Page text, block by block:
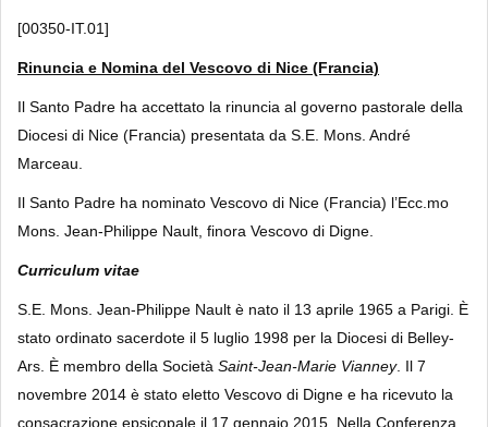
[00350-IT.01]
Rinuncia e Nomina del Vescovo di Nice (Francia)
Il Santo Padre ha accettato la rinuncia al governo pastorale della
Diocesi di Nice (Francia) presentata da S.E. Mons. André
Marceau.
Il Santo Padre ha nominato Vescovo di Nice (Francia) l’Ecc.mo
Mons. Jean-Philippe Nault, finora Vescovo di Digne.
Curriculum vitae
S.E. Mons. Jean-Philippe Nault è nato il 13 aprile 1965 a Parigi. È
stato ordinato sacerdote il 5 luglio 1998 per la Diocesi di Belley-
Ars. È membro della Società Saint-Jean-Marie Vianney. Il 7
novembre 2014 è stato eletto Vescovo di Digne e ha ricevuto la
consacrazione epsicopale il 17 gennaio 2015. Nella Conferenza